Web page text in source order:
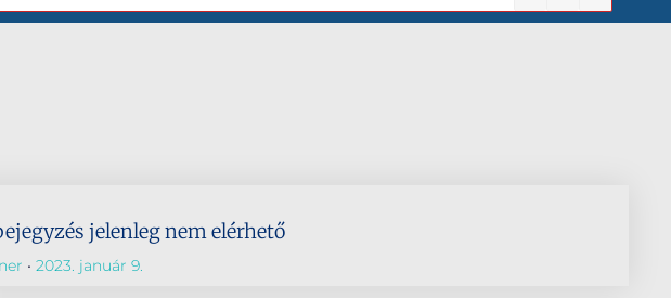
jelenleg nem elérhető
2023. január 9.